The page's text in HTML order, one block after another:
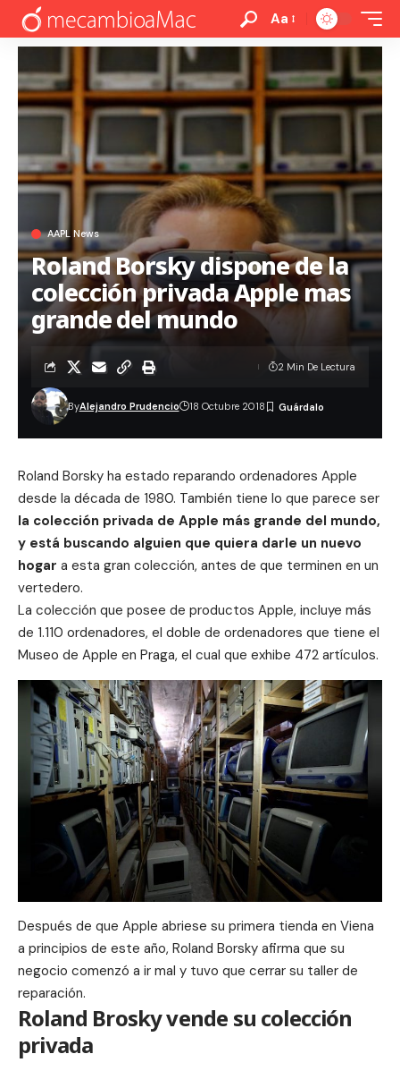
Aa
AAPL News
Roland Borsky dispone de la
colección privada Apple mas
grande del mundo
ByAlejandro Prudencio 18 Octubre 2018
2 Min De Lectura
Roland Borsky ha estado reparando ordenadores Apple
desde la década de 1980. También tiene lo que parece ser
la colección privada de Apple más grande del mundo,
y está buscando alguien que quiera darle un nuevo
hogar a esta gran colección, antes de que terminen en un
vertedero.
La colección que posee de productos Apple, incluye más
de 1.110 ordenadores, el doble de ordenadores que tiene el
Museo de Apple en Praga, el cual que exhibe 472 artículos.
Después de que Apple abriese su primera tienda en Viena
a principios de este año, Roland Borsky afirma que su
negocio comenzó a ir mal y tuvo que cerrar su taller de
reparación.
Roland Brosky vende su colección
privada